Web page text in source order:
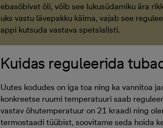
ebasõbivat õli, võib see lukusüdamiku ära
uks vastu lävepakku käima, vajab see
appi kutsuda vastava spetsialisti.
Kuidas reguleerida
Uutes kodudes on iga toa ning ka vannitoa
konkreetse ruumi temperatuuri saab
vastav õhutemperatuur on 21 kraadi ning
termostaadi tüübist, soovitame seda hoida